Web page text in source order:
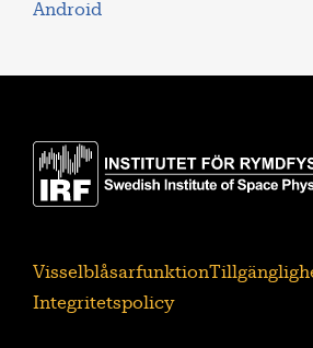
Android
Visselblåsarfunktion
Integritetspolicy